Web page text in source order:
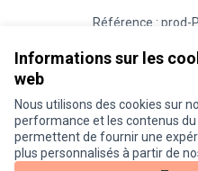
Informations sur les
web
Nous utilisons des cookies sur
performance et les contenus du
permettent de fournir une
plus personnalisés à partir de
Référence : prod-
Vérifiez
Conditions d'utilisation
Paramètres des cookies
Je participe ! sur X
Je participe ! sur Facebook
Je participe ! sur